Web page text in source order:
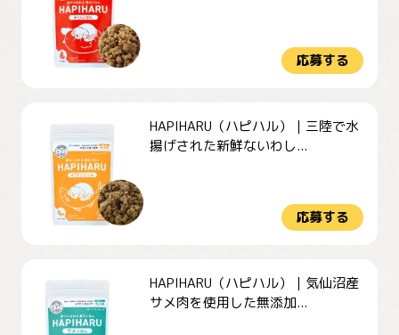
応募する
HAPIHARU（ハピハル）｜三陸で水
揚げされた新鮮ないわし...
応募する
HAPIHARU（ハピハル）｜気仙沼産
サメ肉を使用した無添加...